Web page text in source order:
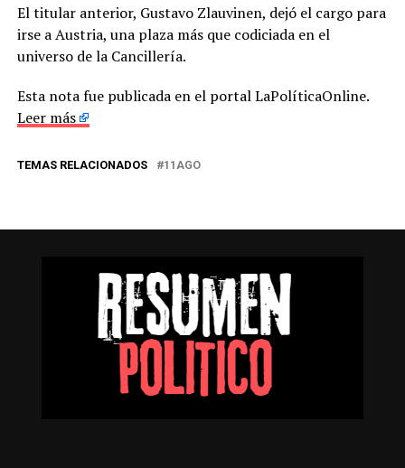
El titular anterior, Gustavo Zlauvinen, dejó el cargo para
irse a Austria, una plaza más que codiciada en el
universo de la Cancillería.
Esta nota fue publicada en el portal LaPolíticaOnline.
Leer más
TEMAS RELACIONADOS 11AGO